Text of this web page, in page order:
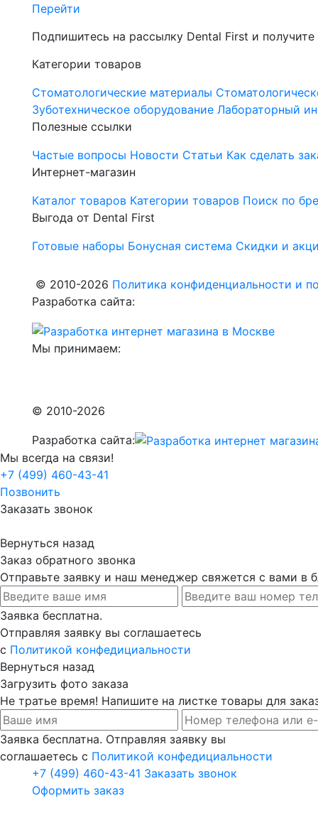
Перейти
Подпишитесь на рассылку Dental First и
Категории товаров
Стоматологические материалы
Зуботехническое оборудование Лабораторный
Полезные ссылки
Частые вопросы Новости Статьи Как сделать
Интернет-магазин
Каталог товаров Категории товаров Поиск по
Выгода от Dental First
Готовые наборы Бонусная система Скидки и
© 2010-2026 Политика конфиденциальности и
Разработка сайта:
Мы принимаем:
© 2010-2026
Разработка сайта:
Мы всегда на связи!
+7 (499) 460-43-41
Позвонить
Заказать звонок
Вернуться назад
Заказ обратного звонка
Отправьте заявку и наш менеджер свяжется с вами в
Заявка бесплатна.
Отправляя заявку вы соглашаетесь
с Политикой конфедициальности
Вернуться назад
Загрузить фото заказа
Не тратье время! Напишите на листке товары для
Заявка бесплатна. Отправляя заявку вы
соглашаетесь с Политикой конфедициальности
+7 (499) 460-43-41 Заказать звонок
Оформить заказ